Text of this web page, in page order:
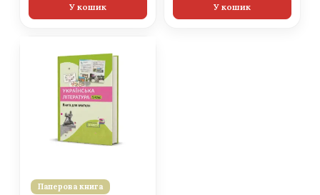
У кошик У кошик
Паперова книга